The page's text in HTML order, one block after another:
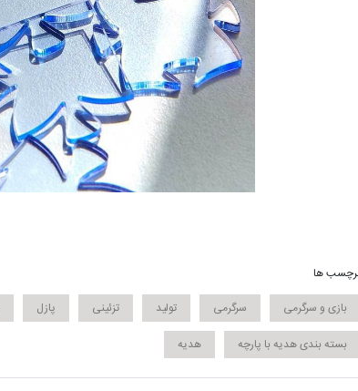
ها
بازی و سرگرمی
سرگرمی تولید تزئینی پازل
بسته بندی هدیه با پارچه
هدیه